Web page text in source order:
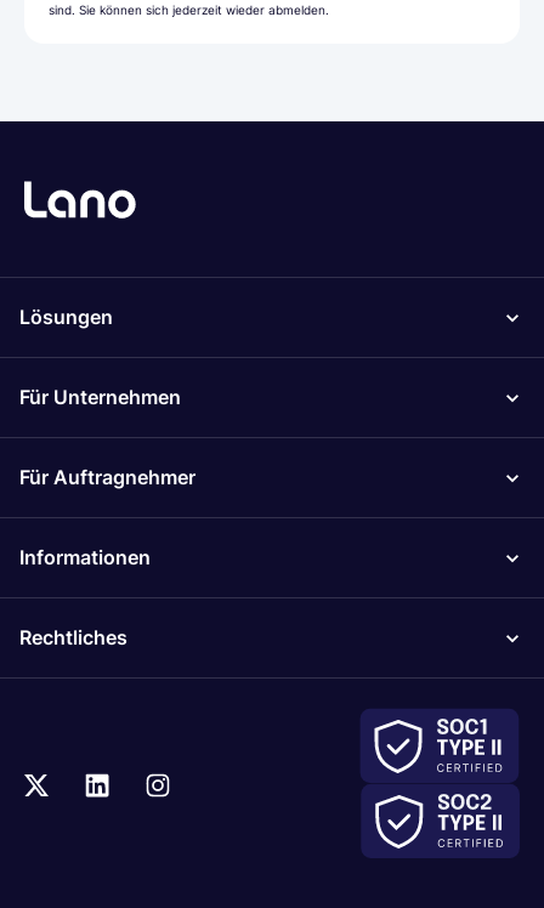
sind. Sie können sich jederzeit wieder abmelden.
Lösungen
Für Unternehmen
Für Auftragnehmer
Informationen
Rechtliches